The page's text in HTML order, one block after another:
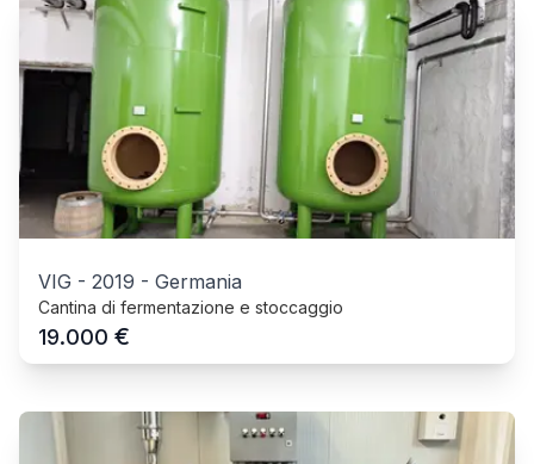
VIG - 2019 - Germania
Cantina di fermentazione e stoccaggio
19.000 €